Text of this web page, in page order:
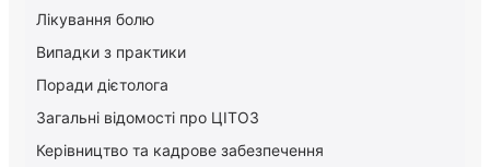
Лікування болю
Випадки з практики
Поради дієтолога
Загальні відомості про ЦІТОЗ
Керiвництво та кадрове забезпечення